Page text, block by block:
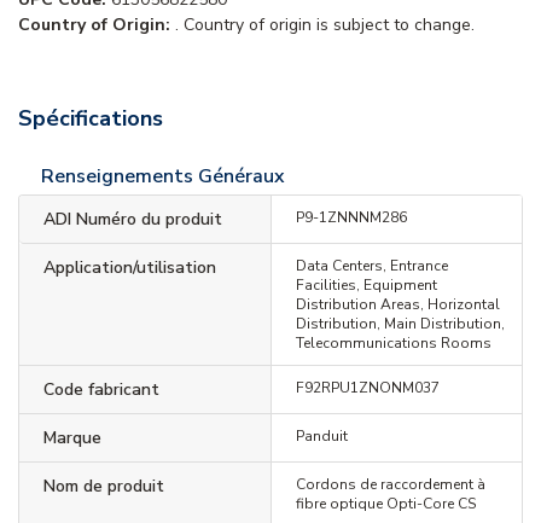
Country of Origin: . Country of origin is subject to change.
Spécifications
Renseignements Généraux
ADI Numéro du produit P9-1ZNNNM286
Application/utilisation
Data Centers, Entrance
Facilities, Equipment
Distribution Areas, Horizontal
Distribution, Main Distribution,
Telecommunications Rooms
Code fabricant F92RPU1ZNONM037
Marque Panduit
Nom de produit
Cordons de raccordement à
fibre optique Opti-Core CS